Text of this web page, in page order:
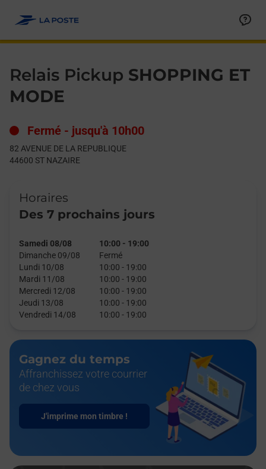
Relais Pickup SHOPPING ET
MODE
Fermé - jusqu'à 10h00
82 AVENUE DE LA REPUBLIQUE
44600 ST NAZAIRE
Horaires
Des 7 prochains jours
Samedi 08/08 10:00 - 19:00
Dimanche 09/08
Fermé
Lundi 10/08
10:00 - 19:00
Mardi 11/08
10:00 - 19:00
Mercredi 12/08
10:00 - 19:00
Jeudi 13/08
10:00 - 19:00
Vendredi 14/08
10:00 - 19:00
Gagnez du temps
Affranchissez votre courrier
de chez vous
J'imprime mon timbre !